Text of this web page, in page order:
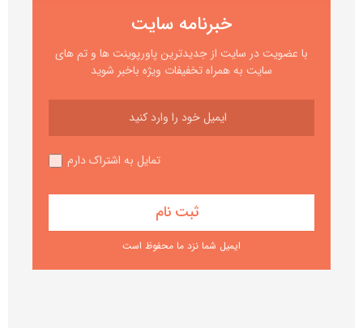
خبرنامه سایت
با عضویت در سایت از جدیدترین پاورپوینت ها و تم های
سایت به همراه تخفیفات ویژه باخبر شوید
تمایل به اشتراک دارم
ایمیل شما نزد ما محفوظ است